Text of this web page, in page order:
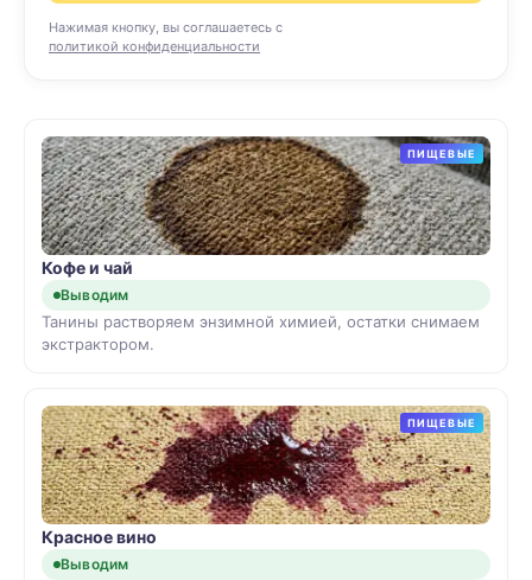
Нажимая кнопку, вы соглашаетесь с
политикой конфиденциальности
ПИЩЕВЫЕ
Кофе и чай
Выводим
Танины растворяем энзимной химией, остатки снимаем
экстрактором.
ПИЩЕВЫЕ
Красное вино
Выводим